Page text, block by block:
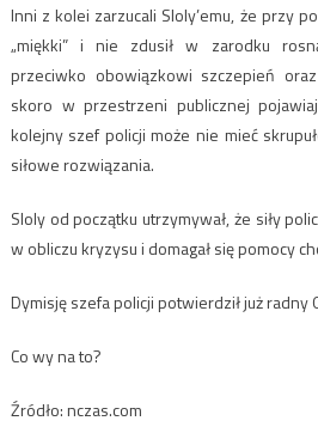
Inni z kolei zarzucali Sloly’emu, że przy
„miękki” i nie zdusił w zarodku
przeciwko obowiązkowi szczepień
skoro w przestrzeni publicznej
kolejny szef policji może nie mieć
siłowe rozwiązania.
Sloly od początku utrzymywał, że siły
w obliczu kryzysu i domagał się pomocy
Dymisję szefa policji potwierdził już radny
Co wy na to?
Źródło: nczas.com